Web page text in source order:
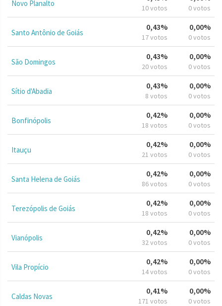
Novo Planalto 10 votos 0 votos
Santo Antônio de Goiás
0,43%
17 votos
0,00%
0 votos
São Domingos
0,43%
20 votos
0,00%
0 votos
Sítio d'Abadia
0,43%
8 votos
0,00%
0 votos
Bonfinópolis
0,42%
18 votos
0,00%
0 votos
Itauçu
0,42%
21 votos
0,00%
0 votos
Santa Helena de Goiás
0,42%
86 votos
0,00%
0 votos
Terezópolis de Goiás
0,42%
18 votos
0,00%
0 votos
Vianópolis
0,42%
32 votos
0,00%
0 votos
Vila Propício
0,42%
14 votos
0,00%
0 votos
Caldas Novas
0,41%
171 votos
0,00%
0 votos